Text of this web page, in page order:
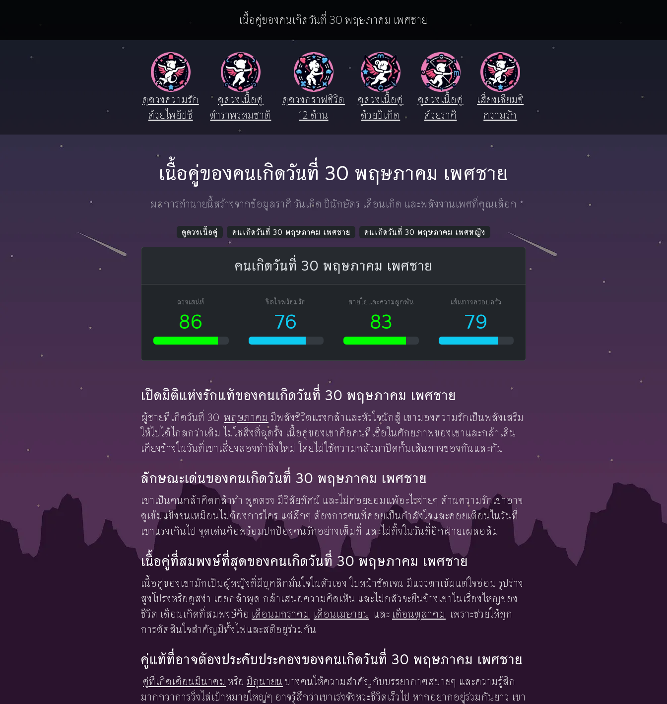
เนื้อคู่ของคนเกิดวันที่ 30 พฤษภาคม เพศชาย
ดูดวงความรัก
ด้วยไพ่ยิปซี
ดูดวงเนื้อคู่
ตำราพรหมชาติ
ดูดวงกราฟชีวิต
12 ด้าน
ดูดวงเนื้อคู่
ด้วยปีเกิด
ดูดวงเนื้อคู่
ด้วยราศี
เสี่ยงเซียมซี
ความรัก
เนื้อคู่ของคนเกิดวันที่ 30 พฤษภาคม เพศชาย
ผลการทำนายนี้สร้างจากข้อมูลราศี วันเกิด ปีนักษัตร เดือนเกิด และพลังงานเพศที่คุณเลือก
ดูดวงเนื้อคู่ คนเกิดวันที่ 30 พฤษภาคม เพศชาย คนเกิดวันที่ 30 พฤษภาคม เพศหญิง
คนเกิดวันที่ 30 พฤษภาคม เพศชาย
ดวงเสน่ห์
86
จิตใจพร้อมรัก
76
สายใยและความผูกพัน
83
เส้นทางครอบครัว
79
เปิดมิติแห่งรักแท้ของคนเกิดวันที่ 30 พฤษภาคม เพศชาย
ผู้ชายที่เกิดวันที่ 30 พฤษภาคม มีพลังชีวิตแรงกล้าและหัวใจนักสู้ เขามองความรักเป็นพลังเสริม
ให้ไปได้ไกลกว่าเดิม ไม่ใช่สิ่งที่ฉุดรั้ง เนื้อคู่ของเขาคือคนที่เชื่อในศักยภาพของเขาและกล้าเดิน
เคียงข้างในวันที่เขาเสี่ยงลองทำสิ่งใหม่ โดยไม่ใช้ความกลัวมาปิดกั้นเส้นทางของกันและกัน
ลักษณะเด่นของคนเกิดวันที่ 30 พฤษภาคม เพศชาย
เขาเป็นคนกล้าคิดกล้าทำ พูดตรง มีวิสัยทัศน์ และไม่ค่อยยอมแพ้อะไรง่ายๆ ด้านความรักเขาอาจ
ดูเข้มแข็งจนเหมือนไม่ต้องการใคร แต่ลึกๆ ต้องการคนที่คอยเป็นกำลังใจและคอยเตือนในวันที่
เขาแรงเกินไป จุดเด่นคือพร้อมปกป้องคนรักอย่างเต็มที่ และไม่ทิ้งในวันที่อีกฝ่ายเผลอล้ม
เนื้อคู่ที่สมพงษ์ที่สุดของคนเกิดวันที่ 30 พฤษภาคม เพศชาย
เนื้อคู่ของเขามักเป็นผู้หญิงที่มีบุคลิกมั่นใจในตัวเอง ใบหน้าชัดเจน มีแววตาเข้มแต่ใจอ่อน รูปร่าง
สูงโปร่งหรือดูสง่า เธอกล้าพูด กล้าเสนอความคิดเห็น และไม่กลัวจะยืนข้างเขาในเรื่องใหญ่ของ
ชีวิต เดือนเกิดที่สมพงษ์คือ เดือนมกราคม เดือนเมษายน และ เดือนตุลาคม เพราะช่วยให้ทุก
การตัดสินใจสำคัญมีทั้งไฟและสติอยู่ร่วมกัน
คู่แท้ที่อาจต้องประคับประคองของคนเกิดวันที่ 30 พฤษภาคม เพศชาย
คู่ที่เกิดเดือนมีนาคม หรือ มิถุนายน บางคนให้ความสำคัญกับบรรยากาศสบายๆ และความรู้สึก
มากกว่าการวิ่งไล่เป้าหมายใหญ่ๆ อาจรู้สึกว่าเขาเร่งจังหวะชีวิตเร็วไป หากอยากอยู่ร่วมกันยาว เขา